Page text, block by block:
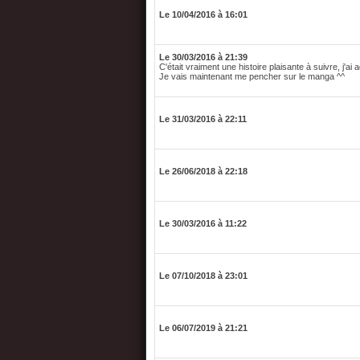
Le 10/04/2016 à 16:01
Le 30/03/2016 à 21:39
C'était vraiment une histoire plaisante à suivre, j'ai
Je vais maintenant me pencher sur le manga ^^
Le 31/03/2016 à 22:11
Le 26/06/2018 à 22:18
Le 30/03/2016 à 11:22
Le 07/10/2018 à 23:01
Le 06/07/2019 à 21:21